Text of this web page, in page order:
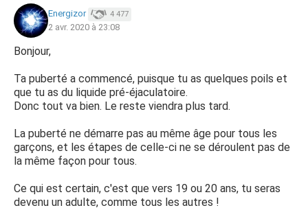
Energizor 4 477
2 avr. 2020 à 23:08
Bonjour,
Ta puberté a commencé, puisque tu as quelques poils et
que tu as du liquide pré-éjaculatoire.
Donc tout va bien. Le reste viendra plus tard.
La puberté ne démarre pas au même âge pour tous les
garçons, et les étapes de celle-ci ne se déroulent pas de
la même façon pour tous.
Ce qui est certain, c'est que vers 19 ou 20 ans, tu seras
devenu un adulte, comme tous les autres !